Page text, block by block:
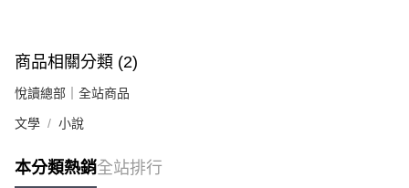
商品相關分類 (2)
悅讀總部｜全站商品
文學 小說
本分類熱銷全站排行